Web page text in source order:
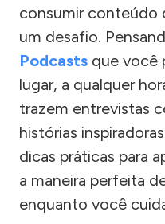
consumir conteúdo
um desafio.
Podcasts que você
lugar, a qualquer
trazem entrevistas
histórias
dicas práticas para
a maneira perfeita
enquanto você